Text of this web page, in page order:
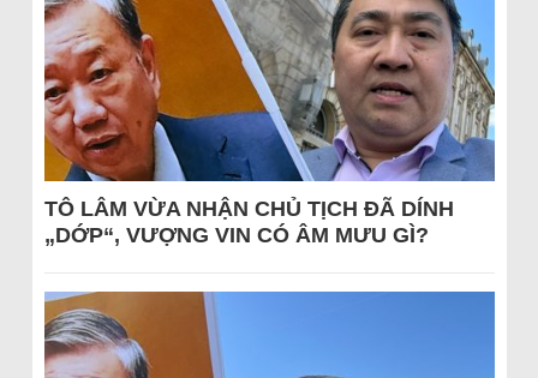
TÔ LÂM VỪA NHẬN CHỦ TỊCH ĐÃ DÍNH
„DỚP“, VƯỢNG VIN CÓ ÂM MƯU GÌ?